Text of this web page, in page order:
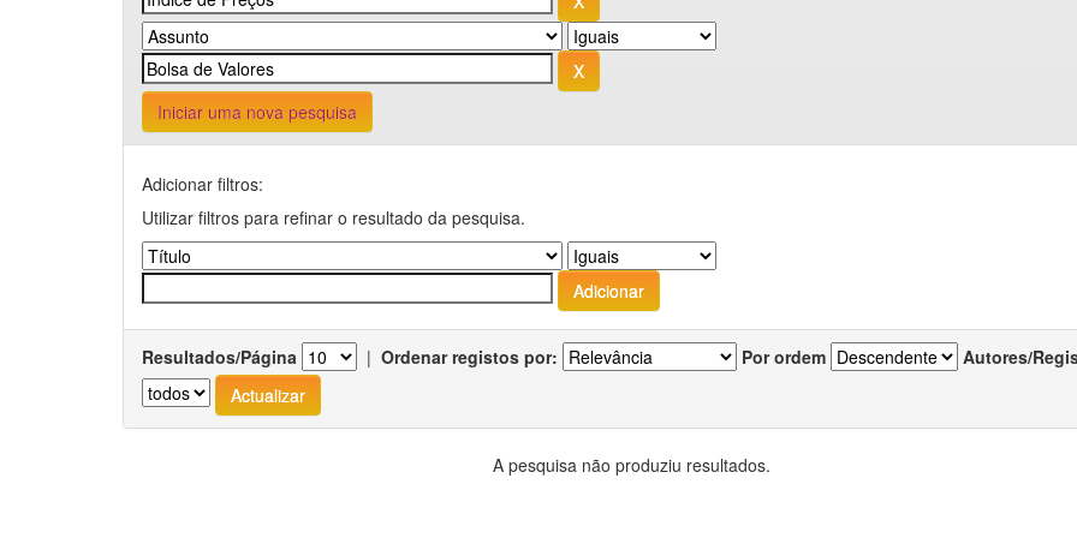
Iniciar uma nova pesquisa
Adicionar filtros:
Utilizar filtros para refinar o resultado da pesquisa.
Resultados/Página | Ordenar registos por: Por ordem Autores/
A pesquisa não produziu resultados.